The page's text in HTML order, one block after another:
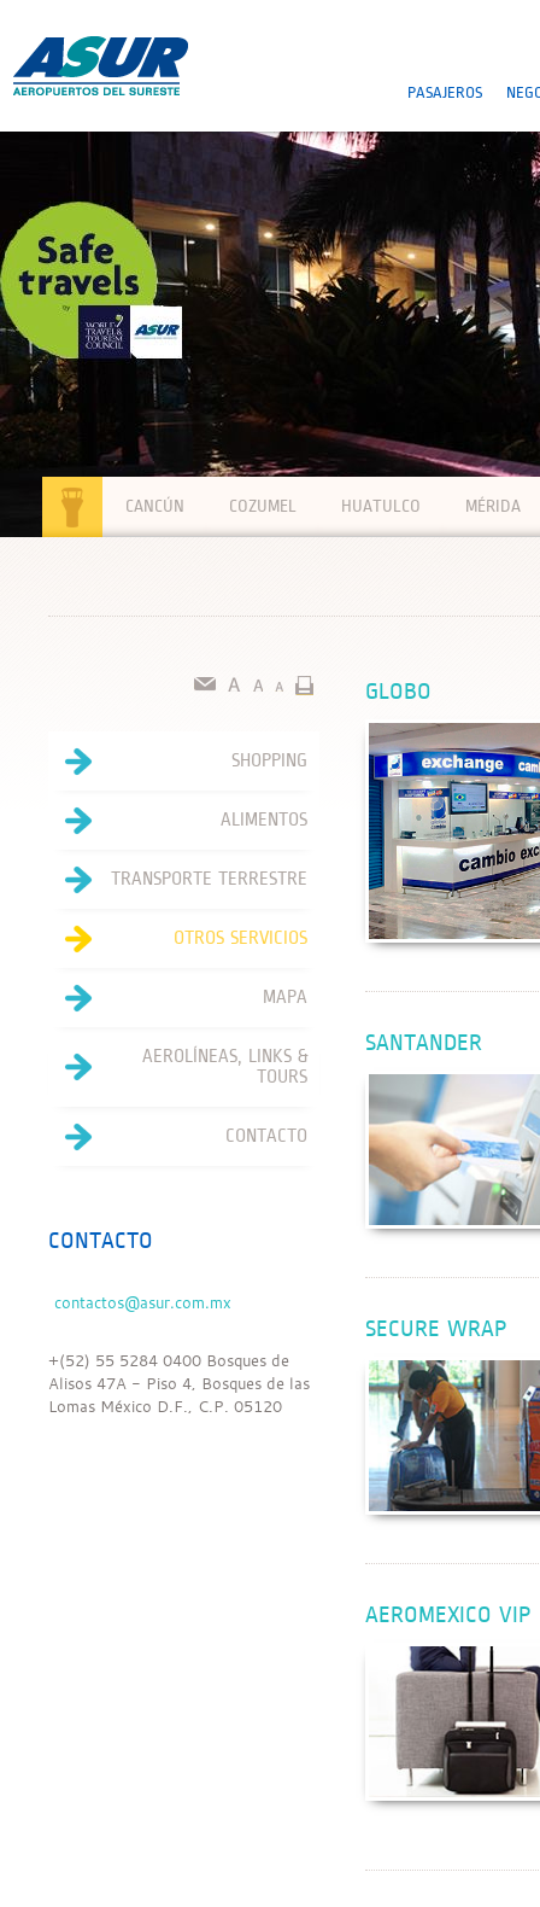
PASAJEROS
CANCÚN COZUMEL HUATULCO MÉRIDA
GLOBO
SANTANDER
SECURE WRAP
AEROMEXICO VIP
SHOPPING
ALIMENTOS
TRANSPORTE TERRESTRE
OTROS SERVICIOS
MAPA
AEROLÍNEAS, LINKS &
TOURS
CONTACTO
CONTACTO
+(52) 55 5284 0400 Bosques de
Alisos 47A - Piso 4, Bosques de las
Lomas México D.F., C.P. 05120